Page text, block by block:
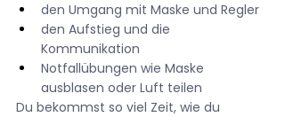
den Umgang mit Maske und Regler
den Aufstieg und die
Kommunikation
Notfallübungen wie Maske
ausblasen oder Luft teilen
Du bekommst so viel Zeit, wie du